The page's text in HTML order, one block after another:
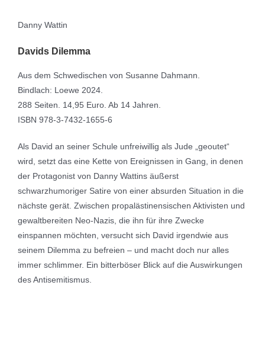
Danny Wattin
Davids Dilemma
Aus dem Schwedischen von Susanne Dahmann.
Bindlach: Loewe 2024.
288 Seiten. 14,95 Euro. Ab 14 Jahren.
ISBN 978-3-7432-1655-6
Als David an seiner Schule unfreiwillig als Jude „geoutet“
wird, setzt das eine Kette von Ereignissen in Gang, in denen
der Protagonist von Danny Wattins äußerst
schwarzhumoriger Satire von einer absurden Situation in die
nächste gerät. Zwischen propalästinensischen Aktivisten und
gewaltbereiten Neo-Nazis, die ihn für ihre Zwecke
einspannen möchten, versucht sich David irgendwie aus
seinem Dilemma zu befreien – und macht doch nur alles
immer schlimmer. Ein bitterböser Blick auf die Auswirkungen
des Antisemitismus.